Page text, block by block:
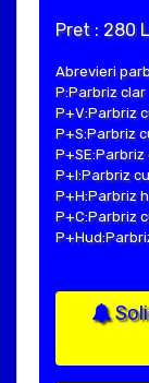
Pret : 280
Abrevieri
P:Parbriz clar
P+V:Parbriz
P+S:Parbriz
P+I:Parbriz
P+H:Parbriz
P+C:Parbriz